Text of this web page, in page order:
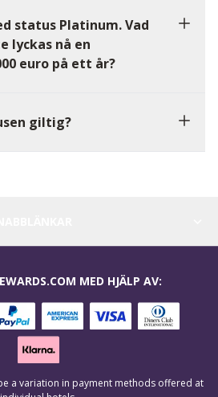
status Platinum. Vad
lyckas nå en
euro på ett år?
giltig?
MED HJÄLP AV:
a variation in payment methods offered at